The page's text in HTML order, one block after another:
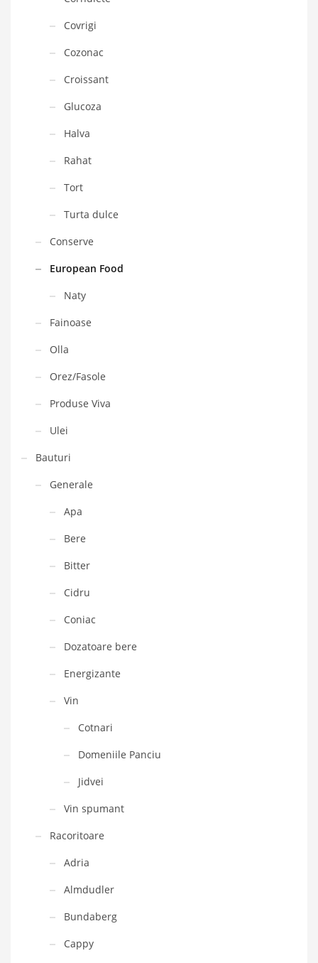
Covrigi
Cozonac
Croissant
Glucoza
Halva
Rahat
Tort
Turta dulce
Conserve
European Food
Naty
Fainoase
Olla
Orez/Fasole
Produse Viva
Ulei
Bauturi
Generale
Apa
Bere
Bitter
Cidru
Coniac
Dozatoare bere
Energizante
Vin
Cotnari
Domeniile Panciu
Jidvei
Vin spumant
Racoritoare
Adria
Almdudler
Bundaberg
Cappy